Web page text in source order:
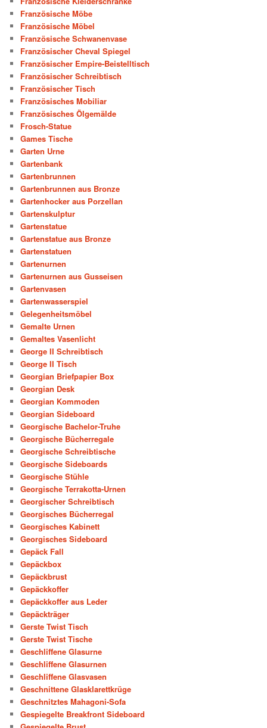
Französische Möbe
Französische Möbel
Französische Schwanenvase
Französischer Cheval Spiegel
Französischer Empire-Beistelltisch
Französischer Schreibtisch
Französischer Tisch
Französisches Mobiliar
Französisches Ölgemälde
Frosch-Statue
Games Tische
Garten Urne
Gartenbank
Gartenbrunnen
Gartenbrunnen aus Bronze
Gartenhocker aus Porzellan
Gartenskulptur
Gartenstatue
Gartenstatue aus Bronze
Gartenstatuen
Gartenurnen
Gartenurnen aus Gusseisen
Gartenvasen
Gartenwasserspiel
Gelegenheitsmöbel
Gemalte Urnen
Gemaltes Vasenlicht
George II Schreibtisch
George II Tisch
Georgian Briefpapier Box
Georgian Desk
Georgian Kommoden
Georgian Sideboard
Georgische Bachelor-Truhe
Georgische Bücherregale
Georgische Schreibtische
Georgische Sideboards
Georgische Stühle
Georgische Terrakotta-Urnen
Georgischer Schreibtisch
Georgisches Bücherregal
Georgisches Kabinett
Georgisches Sideboard
Gepäck Fall
Gepäckbox
Gepäckbrust
Gepäckkoffer
Gepäckkoffer aus Leder
Gepäckträger
Gerste Twist Tisch
Gerste Twist Tische
Geschliffene Glasurne
Geschliffene Glasurnen
Geschliffene Glasvasen
Geschnittene Glasklarettkrüge
Geschnitztes Mahagoni-Sofa
Gespiegelte Breakfront Sideboard